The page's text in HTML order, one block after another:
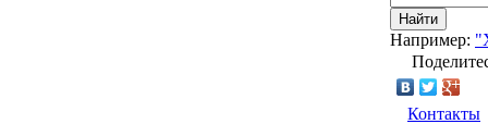
Найти
Например:
Контакты